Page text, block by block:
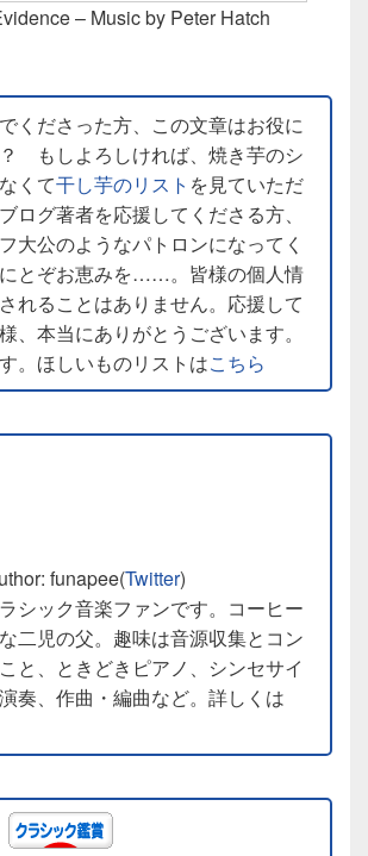
– Music by Peter Hatch
くださった方、この文章はお役に
もしよろしければ、焼き芋のシ
くて干し芋のリスト を見ていただ
グ著者を応援してくださる方、
大公のようなパトロンになってく
とぞお恵みを……。皆様の個人情
れることはありません。応援して
、本当にありがとうございます。
。ほしいものリストはこちら
funapee(Twitter)
シック音楽ファンです。コーヒー
二児の父。趣味は音源収集とコン
と、ときどきピアノ、シンセサイ
奏、作曲・編曲など。詳しくは